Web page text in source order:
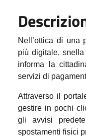
Nell’ottica di una
più digitale,
informa la
servizi di
Attraverso il
gestire in pochi
gli avvisi
spostamenti fisici